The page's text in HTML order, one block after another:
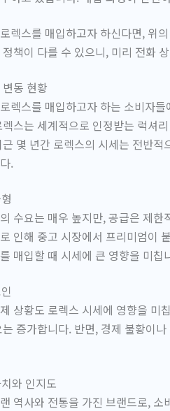
렉스를 매입하고자 하신다면, 위
책이 다를 수 있으니, 미리 전화
동 현황
렉스를 매입하고자 하는 소비자
스는 세계적으로 인정받는 럭셔
몇 년간 로렉스의 시세는 전반
.
수요는 매우 높지만, 공급은 제
인해 중고 시장에서 프리미엄이
매입할 때 시세에 큰 영향을 미칩
상황도 로렉스 시세에 영향을 미
증가합니다. 반면, 경제 불황이
와 인지도
역사와 전통을 가진 브랜드로,